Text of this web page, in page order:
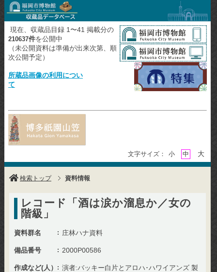
現在、収蔵品目録 1〜41 掲載分の
210637件を公開中
（未公開資料は準備が出来次第、順
次公開予定）
所蔵品画像の利用につい
て
文字サイズ： 小 中 大
検索トップ 資料情報
レコード「酒は涙か溜息か／女の
階級」
資料群名 庄林ハナ資料
備品番号 2000P00586
作成など(人）
演者:バッキー白片とアロハ･ハワイアンズ 製